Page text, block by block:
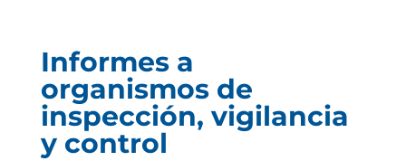
Informes a
organismos de
inspección, vigilancia
y control